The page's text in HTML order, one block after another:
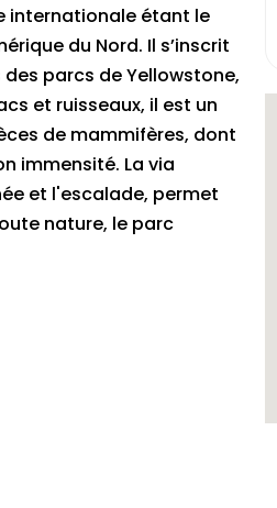
internationale étant le
du Nord. Il s’inscrit
parcs de Yellowstone,
et ruisseaux, il est un
de mammifères, dont
immensité. La via
et l'escalade, permet
nature, le parc